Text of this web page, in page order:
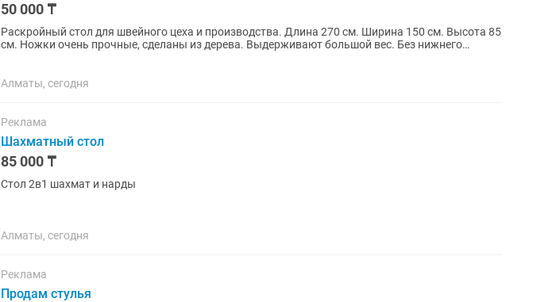
50 000 ₸
Раскройный стол для швейного цеха и производства. Длина 270 см. Ширина 150 см. Высота 85
см. Ножки очень прочные, сделаны из дерева. Выдерживают большой вес. Без нижнего
Алматы, сегодня
Реклама
Шахматный стол
85 000 ₸
Стол 2в1 шахмат и нарды
Алматы, сегодня
Реклама
Продам стулья